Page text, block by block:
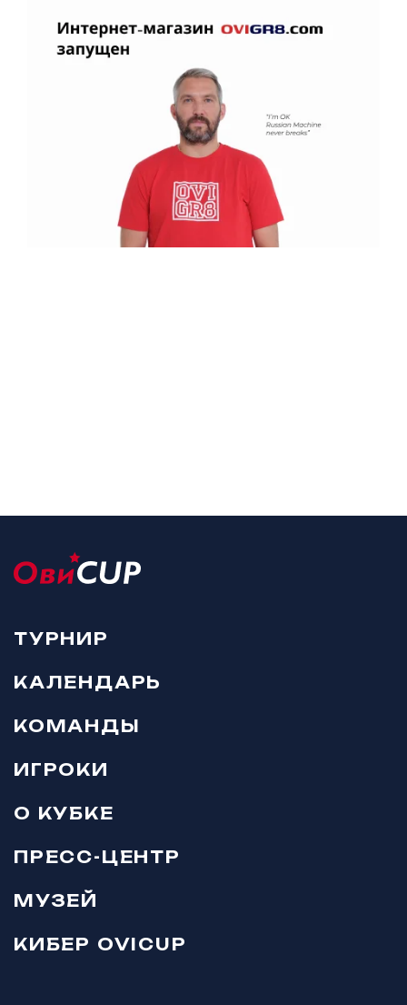
ТУРНИР
КАЛЕНДАРЬ
КОМАНДЫ
ИГРОКИ
О КУБКЕ
ПРЕСС-ЦЕНТР
МУЗЕЙ
КИБЕР OVICUP